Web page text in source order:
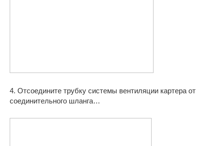
4. Отсоедините трубку системы вентиляции картера от
соединительного шланга…